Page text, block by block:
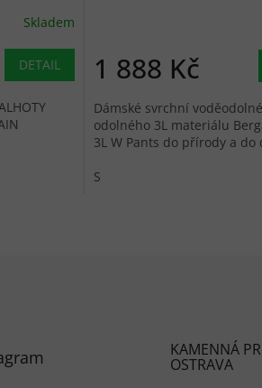
Skladem
DETAIL
Průměrné hodnocení
1 888 Kč
Dámské svrchní
odolného 3L materiálu
3L W Pants do přírody a do
S
KAMENNÁ
OSTRAVA